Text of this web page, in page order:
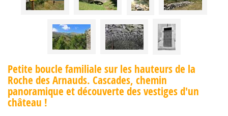
Petite boucle familiale sur les hauteurs de la
Roche des Arnauds. Cascades, chemin
panoramique et découverte des vestiges d'un
château !